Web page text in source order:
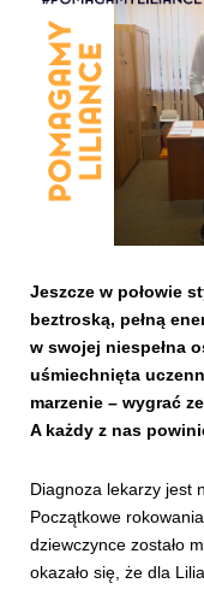
Jeszcze w połowie
beztroską, pełną
w swojej niespełna
uśmiechnięta
marzenie – wygrać
A każdy z nas
Diagnoza lekarzy jest
Początkowe
dziewczynce zostało
okazało się, że dla